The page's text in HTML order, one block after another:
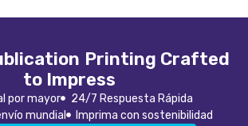
Printing Crafted
to Impress
por mayor
24/7 Respuesta Rápida
mundial
Imprima con sostenibilidad